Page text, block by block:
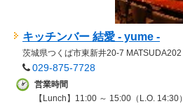
キッチンバー 結愛 - yume -
茨城県つくば市東新井20-7 MATSUDA202
029-875-7728
営業時間
【Lunch】11:00 ～ 15:00（L.O. 14:30）